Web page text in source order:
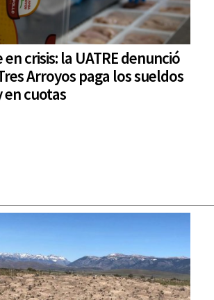
crisis: la UATRE denunció
Arroyos paga los sueldos
en cuotas